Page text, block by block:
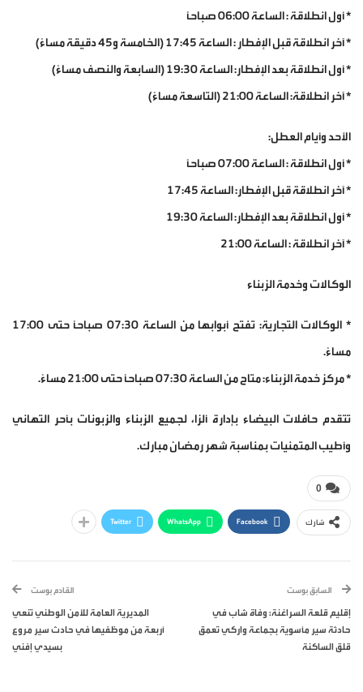
* أول انطلاقة : الساعة 06:00 صباحاً
* آخر انطلاقة قبل الإفطار : الساعة 17:45 (الخامسة و45 دقيقة مساءً)
* أول انطلاقة بعد الإفطار: الساعة 19:30 (السابعة والنصف مساءً)
* آخر انطلاقة: الساعة 21:00 (التاسعة مساءً)
الأحد وأيام العطل:
* أول انطلاقة : الساعة 07:00 صباحاً
* آخر انطلاقة قبل الإفطار: الساعة 17:45
* أول انطلاقة بعد الإفطار: الساعة 19:30
* آخر انطلاقة : الساعة 21:00
الوكالات وخدمة الزبناء
* الوكالات التجارية: تفتح أبوابها من الساعة 07:30 صباحاً حتى 17:00
مساءً.
* مركز خدمة الزبناء: متاح من الساعة 07:30 صباحاً حتى 21:00 مساءً.
تتقدم حافلات البيضاء بإدارة ألزا، لجميع الزبناء والزبونات بأحر التهاني
وأطيب المتمنيات بمناسبة شهر رمضان مبارك.
0
شارك Facebook
WhatsApp
Twitter
السابق بوست
إقليم قلعة السراغنة: وفاة شاب في
حادثة سير مأسوية بجماعة واركي تعمق
قلق الساكنة
القادم بوست
المديرية العامة للأمن الوطني تنعي
أربعة من موظفيها في حادث سير مروع
بسيدي إفني